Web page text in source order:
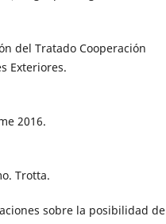
del Tratado Cooperación
Exteriores.
2016.
Trotta.
sobre la posibilidad de